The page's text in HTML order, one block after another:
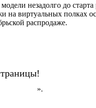
незадолго до
на виртуальных
распродаже.
».